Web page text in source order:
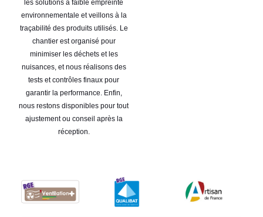
les solutions à faible empreinte
environnementale et veillons à la
traçabilité des produits utilisés. Le
chantier est organisé pour
minimiser les déchets et les
nuisances, et nous réalisons des
tests et contrôles finaux pour
garantir la performance. Enfin,
nous restons disponibles pour tout
ajustement ou conseil après la
réception.